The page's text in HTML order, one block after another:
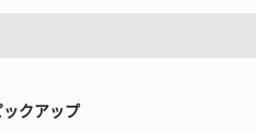
クアップ